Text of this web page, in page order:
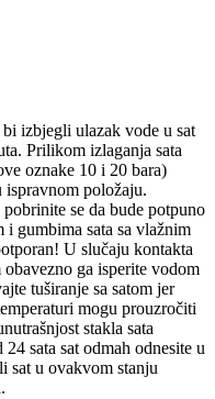
izbjegli ulazak vode u sat
Prilikom izlaganja sata
oznake 10 i 20 bara)
položaju.
se da bude potpuno
gumbima sata sa vlažnim
U slučaju kontakta
ga isperite vodom
tuširanje sa satom jer
mogu prouzročiti
stakla sata
sata sat odmah odnesite u
sat u ovakvom stanju